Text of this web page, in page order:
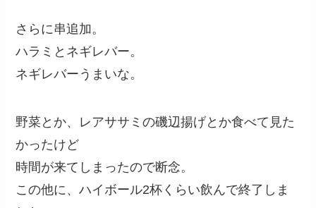
さらに串追加。
ハラミとネギレバー。
ネギレバーうまいな。
野菜とか、レアササミの磯辺揚げとか食べて見た
かったけど
時間が来てしまったので断念。
この他に、ハイボール2杯くらい飲んで終了しま